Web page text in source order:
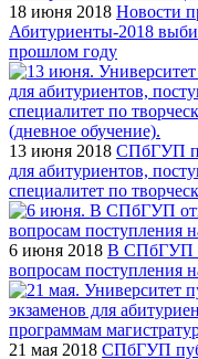
18 июня 2018 Новости
Абитуриенты-2018
прошлом году
13 июня 2018 СПбГУП
для абитуриентов,
специалитет по
6 июня 2018 В СПбГУП
вопросам поступления
21 мая 2018 СПбГУП